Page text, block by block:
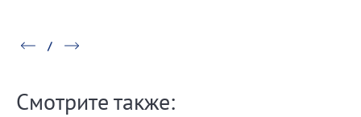
Смотрите также: